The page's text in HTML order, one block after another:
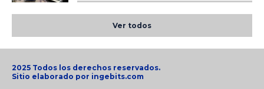
Ver todos
2025 Todos los derechos reservados.
Sitio elaborado por ingebits.com